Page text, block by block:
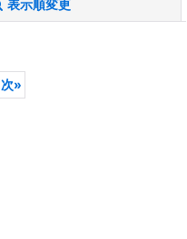
表示順変更
次»